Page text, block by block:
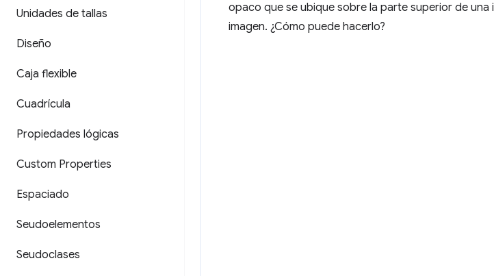
Unidades de tallas
Diseño
Caja flexible
Cuadrícula
Propiedades lógicas
Custom Properties
Espaciado
Seudoelementos
Seudoclases
opaco que se ubique sobre la parte superior de
imagen. ¿Cómo puede hacerlo?